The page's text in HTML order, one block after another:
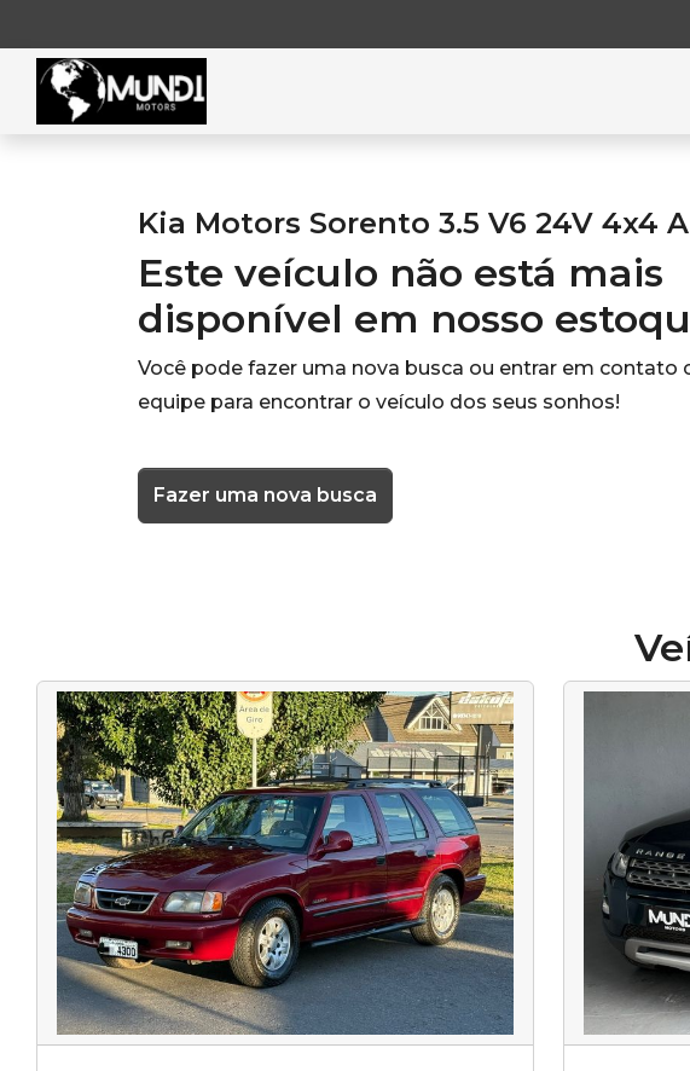
Kia Motors Sorento 3.5 V6 24V 4x4
Este veículo não está mais
disponível em nosso
Você pode fazer uma nova busca ou entrar em contato
equipe para encontrar o veículo dos seus sonhos!
Fazer uma nova busca